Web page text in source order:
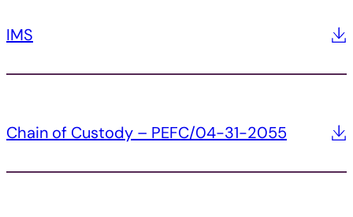
IMS
Chain of Custody – PEFC/04-31-2055